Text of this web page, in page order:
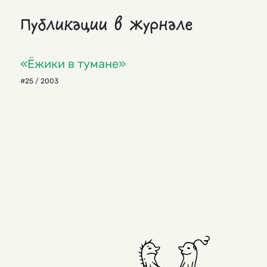
Публикации в журнале
«Ёжики в тумане»
#25 / 2003